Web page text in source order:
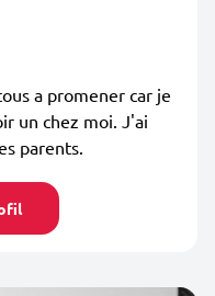
a promener car je
un chez moi. J'ai
parents.